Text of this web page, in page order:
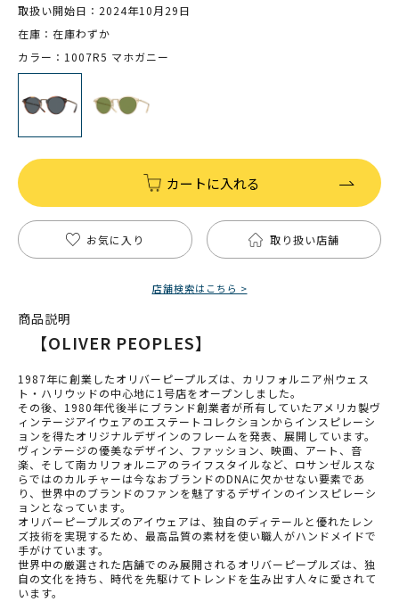
取扱い開始日：2024年10月29日
在庫：在庫わずか
カラー：1007R5 マホガニー
カートに入れる
お気に入り 取り扱い店舗
店舗検索はこちら >
商品説明
【OLIVER PEOPLES】
1987年に創業したオリバーピープルズは、カリフォルニア州ウェス
ト・ハリウッドの中心地に1号店をオープンしました。
その後、1980年代後半にブランド創業者が所有していたアメリカ製ヴ
ィンテージアイウェアのエステートコレクションからインスピレーシ
ョンを得たオリジナルデザインのフレームを発表、展開しています。
ヴィンテージの優美なデザイン、ファッション、映画、アート、音
楽、そして南カリフォルニアのライフスタイルなど、ロサンゼルスな
らではのカルチャーは今なおブランドのDNAに欠かせない要素であ
り、世界中のブランドのファンを魅了するデザインのインスピレーシ
ョンとなっています。
オリバーピープルズのアイウェアは、独自のディテールと優れたレン
ズ技術を実現するため、最高品質の素材を使い職人がハンドメイドで
手がけています。
世界中の厳選された店舗でのみ展開されるオリバーピープルズは、独
自の文化を持ち、時代を先駆けてトレンドを生み出す人々に愛されて
います。